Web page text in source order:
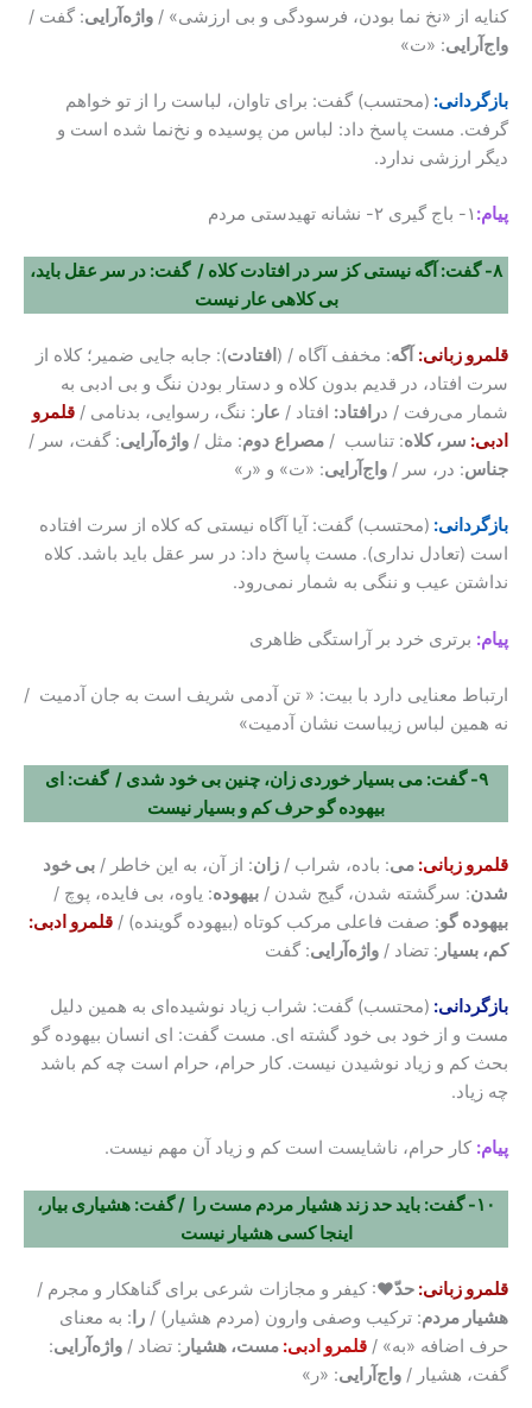
کنایه از «نخ نما بودن، فرسودگی و بی ارزشی» / واژه‌آرایی: گفت /
واج‌آرایی: «ت»
بازگردانی: (محتسب) گفت: برای تاوان، لباست را از تو خواهم
گرفت. مست پاسخ داد: لباس من پوسیده و نخ‌نما شده است و
دیگر ارزشی ندارد.
پیام: ۱- باج گیری ۲- نشانه تهیدستی مردم
۸- گفت: آگه نیستی کز سر در افتادت کلاه / گفت: در سر عقل باید،
بی کلاهی عار نیست
قلمرو زبانی: آگه: مخفف آگاه / ( افتادت): جابه جایی ضمیر؛ کلاه از
سرت افتاد، در قدیم بدون کلاه و دستار بودن ننگ و بی ادبی به
شمار می‌رفت / درافتاد: افتاد / عار : ننگ، رسوایی، بدنامی / قلمرو
ادبی: سر، کلاه: تناسب / مصراع دوم: مثل / واژه‌آرایی: گفت، سر /
جناس: در، سر / واج‌آرایی: «ت» و «ر»
بازگردانی: (محتسب) گفت: آیا آگاه نیستی که کلاه از سرت افتاده
است (تعادل نداری). مست پاسخ داد: در سر عقل باید باشد. کلاه
نداشتن عیب و ننگی به شمار نمی‌رود.
پیام: برتری خرد بر آراستگی ظاهری
ارتباط معنایی دارد با بیت: « تن آدمی شریف است به جان آدمیت /
نه همین لباس زیباست نشان آدمیت»
۹- گفت: می ‌‌بسیار خوردی زان، چنین بی خود شدی / گفت: ای
بیهوده گو حرف کم و بسیار نیست
قلمرو زبانی: می: باده، شراب / زان: از آن، به این خاطر / بی خود
شدن: سرگشته شدن، گیج شدن / بیهوده: یاوه، بی فایده، پوچ /
بیهوده گو: صفت فاعلی مرکب کوتاه (بیهوده گوینده) / قلمرو ادبی:
کم، بسیار : تضاد / واژه‌آرایی: گفت
بازگردانی: (محتسب) گفت: شراب زیاد نوشیده‌ای به همین دلیل
مست و از خود بی خود گشته ای. مست گفت: ای انسان بیهوده گو
بحث کم و زیاد نوشیدن نیست. کار حرام، حرام است چه کم باشد
چه زیاد.
پیام: کار حرام، ناشایست است کم و زیاد آن مهم نیست.
۱۰- گفت: باید حد زند هشیار مردم مست را / گفت: هشیاری بیار،
اینجا کسی هشیار نیست
قلمرو زبانی: حدّ♥: کیفر و مجازات شرعی برای گناهکار و مجرم /
هشیار مردم: ترکیب وصفی وارون (مردم هشیار) / را : به معنای
حرف اضافه «به» / قلمرو ادبی: مست، هشیار : تضاد / واژه‌آرایی:
گفت، هشیار / واج‌آرایی: «ر»